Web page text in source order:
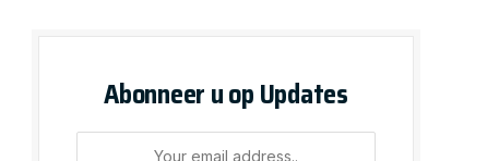
Abonneer u op Updates